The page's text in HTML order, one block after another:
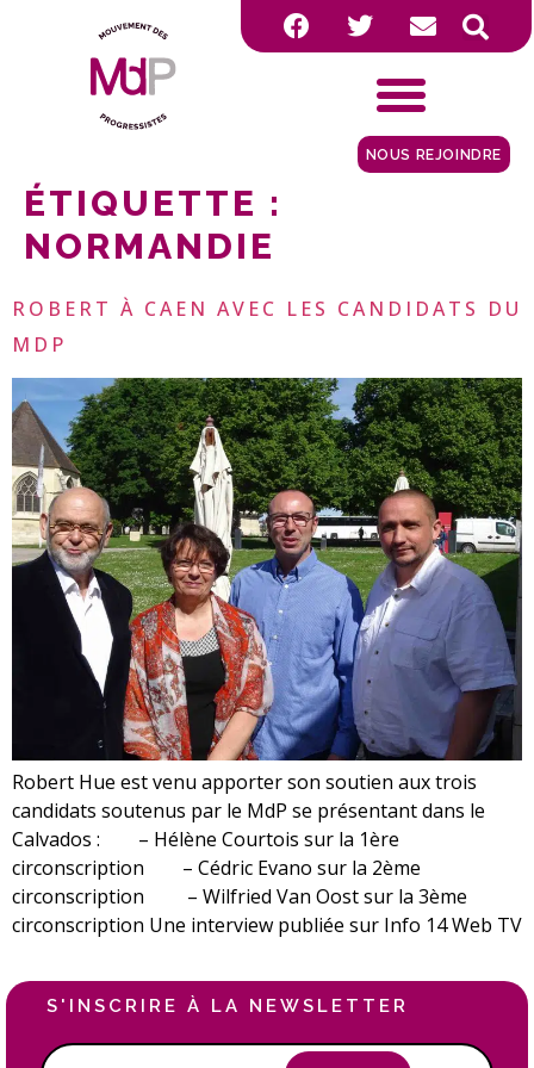
NOUS REJOINDRE
ÉTIQUETTE :
NORMANDIE
ROBERT À CAEN AVEC LES CANDIDATS DU
MDP
Robert Hue est venu apporter son soutien aux trois
candidats soutenus par le MdP se présentant dans le
Calvados : – Hélène Courtois sur la 1ère
circonscription – Cédric Evano sur la 2ème
circonscription – Wilfried Van Oost sur la 3ème
circonscription Une interview publiée sur Info 14 Web TV
S'INSCRIRE À LA NEWSLETTER